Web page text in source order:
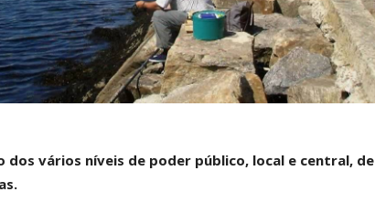
dos vários níveis de poder público, local e central, de